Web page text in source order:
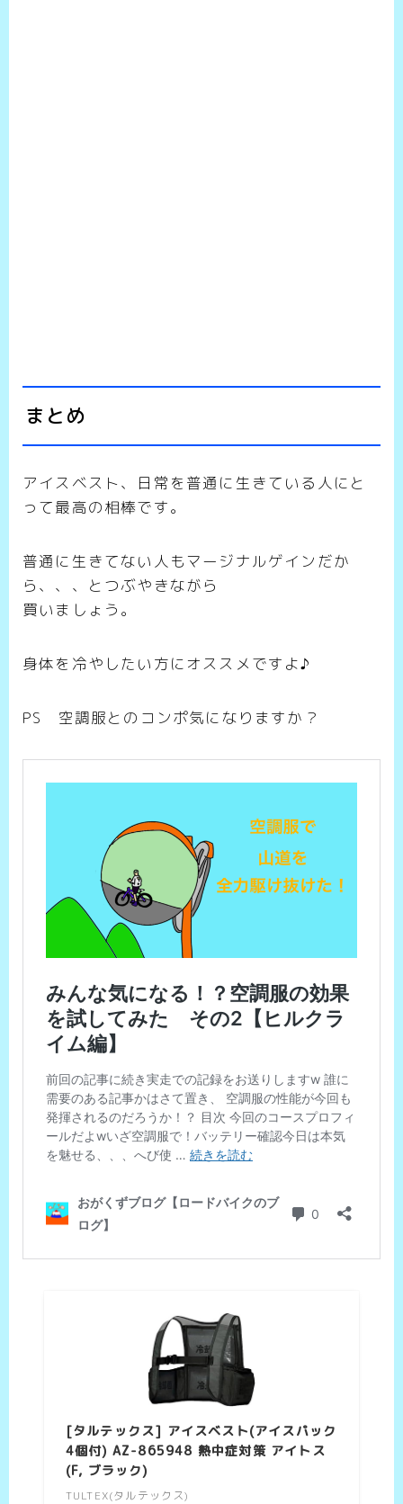
まとめ
アイスベスト、日常を普通に生きている人にと
って最高の相棒です。
普通に生きてない人もマージナルゲインだか
ら、、、とつぶやきながら
買いましょう。
身体を冷やしたい方にオススメですよ♪
PS 空調服とのコンポ気になりますか？
[タルテックス] アイスベスト(アイスパック
4個付) AZ-865948 熱中症対策 アイトス
(F, ブラック)
TULTEX(タルテックス)